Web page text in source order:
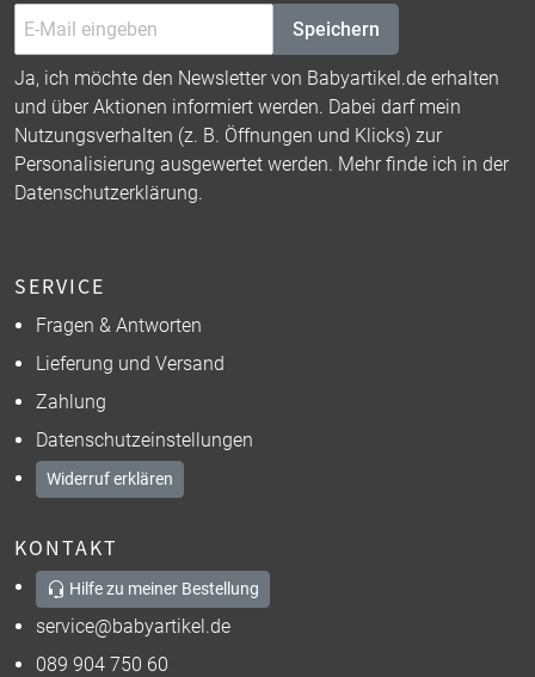
Speichern
Ja, ich möchte den Newsletter von Babyartikel.de erhalten
und über Aktionen informiert werden. Dabei darf mein
Nutzungsverhalten (z. B. Öffnungen und Klicks) zur
Personalisierung ausgewertet werden. Mehr finde ich in der
Datenschutzerklärung.
SERVICE
Fragen & Antworten
Lieferung und Versand
Zahlung
Datenschutzeinstellungen
Widerruf erklären
KONTAKT
Hilfe zu meiner Bestellung
service@babyartikel.de
089 904 750 60